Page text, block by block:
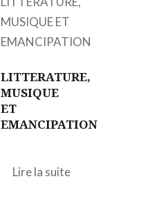
LITTERATURE,
MUSIQUE
ET
EMANCIPATION
Lire la suite